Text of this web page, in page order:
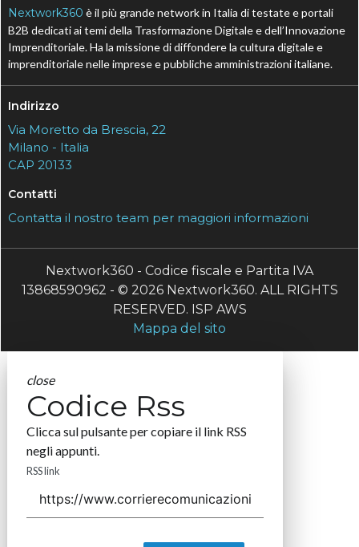
Nextwork360 è il più grande network in Italia di testate e portali
B2B dedicati ai temi della Trasformazione Digitale e dell’Innovazione
Imprenditoriale. Ha la missione di diffondere la cultura digitale e
imprenditoriale nelle imprese e pubbliche amministrazioni italiane.
Indirizzo
Via Moretto da Brescia, 22
Milano - Italia
CAP 20133
Contatti
Contatta il nostro team per maggiori informazioni
Nextwork360 - Codice fiscale e Partita IVA
13868590962 - © 2026 Nextwork360. ALL RIGHTS
RESERVED. ISP AWS
Mappa del sito
close
Codice Rss
Clicca sul pulsante per copiare il link RSS
negli appunti.
RSS link